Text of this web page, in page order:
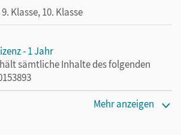
Klasse, 10. Klasse
- 1 Jahr
sämtliche Inhalte des folgenden
Mehr anzeigen